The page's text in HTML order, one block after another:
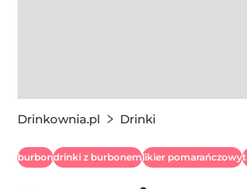
Drinkownia.pl Drinki
burbondrinki z burbonemlikier pomarańczowy